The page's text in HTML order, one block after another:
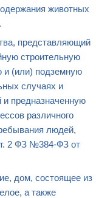
животных
представляющий
строительную
(или) подземную
случаях и
и предназначенную
различного
людей,
2 ФЗ №384-ФЗ от
дом, состоящее из
а также